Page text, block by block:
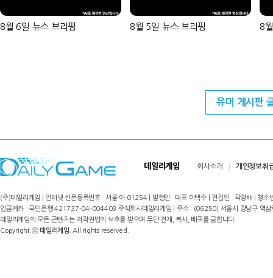
8월 6일 뉴스 브리핑 8월 5일 뉴스 브리핑 8
유머 게시판
데일리게임 회사소개 개인정보취
(주)데일리게임 | 인터넷 신문등록번호 : 서울 아 01254 | 발행인 : 대표 이택수 | 편집인 : 곽경배 |
입금계좌 : 국민은행 421737-04-004403 주식회사데일리게임 | 주소 : (06250) 서울시 강남구
데일리게임의 모든 콘텐츠는 저작권법의 보호를 받으며 무단 전재, 복사, 배포를 금합니다.
Copyright ⓒ데일리게임 . All rights reserved.